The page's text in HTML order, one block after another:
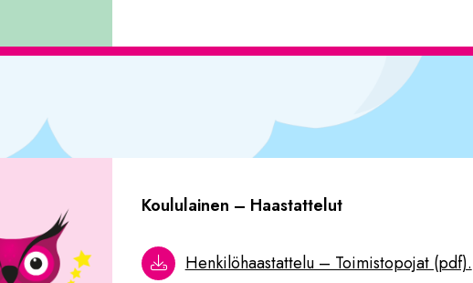
Koululainen – Haastattelut
Henkilöhaastattelu – Toimistopojat (pdf).